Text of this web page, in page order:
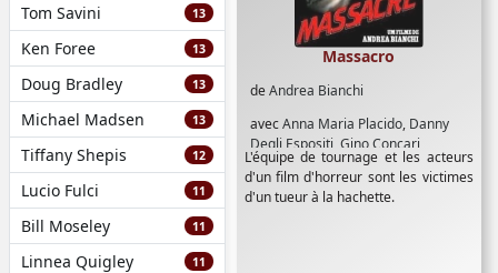
Tom Savini 13
Ken Foree 13
Doug Bradley 13
Michael Madsen 13
Tiffany Shepis 12
Lucio Fulci 11
Bill Moseley 11
Linnea Quigley 11
deAndrea Bianchi
avecAnna Maria Placido, Danny
Degli Espositi Gino Concari
Maurice Poli,Patrizia Falcone,Paul
Muller,Pier Maria Cecchini, Robert
Egon,Silvia Conti
Massacro
L'équipe de tournage et les acteurs
d'un film d'horreur sont les victimes
d'un tueur à la hachette.